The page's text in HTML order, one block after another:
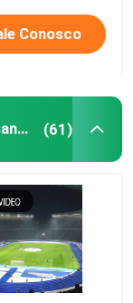
Conosco
Pista de atletismo do sistema do sanduíche (61)